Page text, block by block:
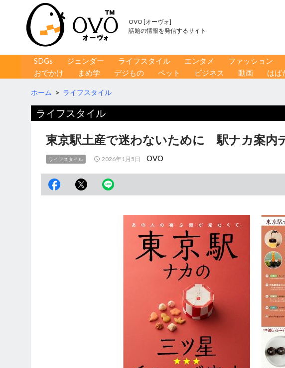
OVO [オーヴォ]
話題の情報を発信するサイト
コンテンツへ移動
SDGs ジェンダー ライフスタイル エンタメ ファッション
おでかけ
まめ学 デジもの ペット ビジネス 動画 はば
ホーム > ライフスタイル
ライフスタイル
東京駅土産で迷わないために 駅ナカ案内
ライフスタイル 2026年1月5日 OVO